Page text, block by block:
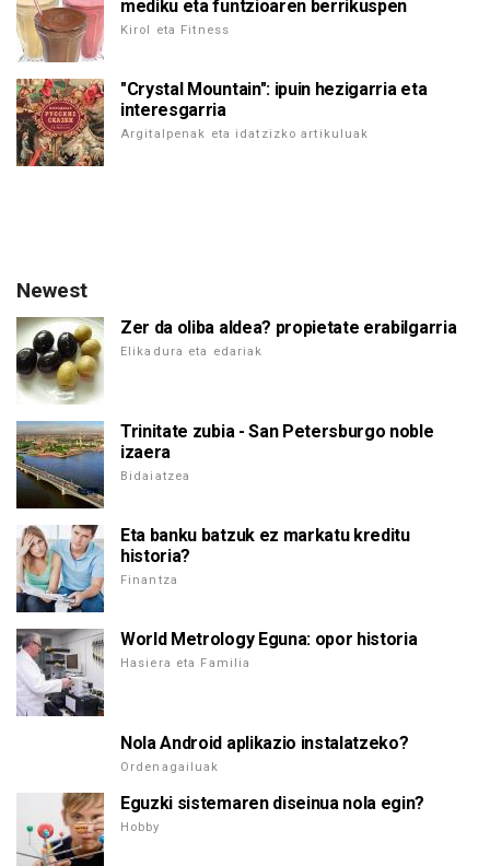
mediku eta funtzioaren berrikuspen
Kirol eta Fitness
"Crystal Mountain": ipuin hezigarria eta
interesgarria
Argitalpenak eta idatzizko artikuluak
Newest
Zer da oliba aldea? propietate erabilgarria
Elikadura eta edariak
Trinitate zubia - San Petersburgo noble
izaera
Bidaiatzea
Eta banku batzuk ez markatu kreditu
historia?
Finantza
World Metrology Eguna: opor historia
Hasiera eta Familia
Nola Android aplikazio instalatzeko?
Ordenagailuak
Eguzki sistemaren diseinua nola egin?
Hobby